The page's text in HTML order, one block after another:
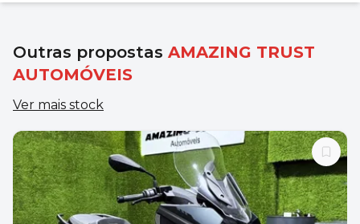
Outras propostas AMAZING TRUST
AUTOMÓVEIS
Ver mais stock